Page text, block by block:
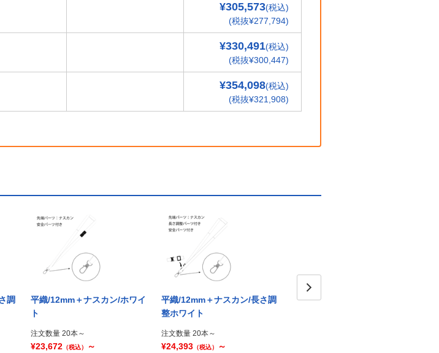
¥305,573(税込)
(税抜¥277,794)
¥330,491(税込)
(税抜¥300,447)
¥354,098(税込)
(税抜¥321,908)
調
平織/12mm＋ナスカン/ホワイ
ト
注文数量 20本～
¥23,672 （税込） ～
平織/12mm＋ナスカン/長さ調
整ホワイト
注文数量 20本～
¥24,393 （税込） ～
平織/12mm＋ナスカン/ブルー